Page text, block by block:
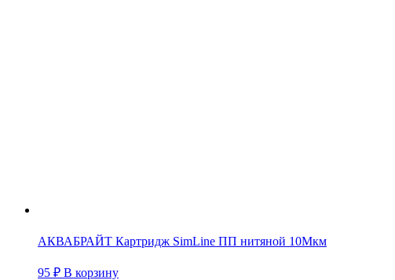
АКВАБРАЙТ Картридж SimLine ПП нитяной 10Мкм
95 ₽ В корзину